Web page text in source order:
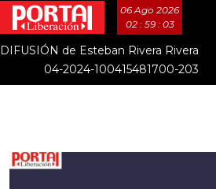
06 Ago 2026
02 : 59 : 04
DIFUSIÓN de Esteban Rivera Rivera
04-2024-100415481700-203